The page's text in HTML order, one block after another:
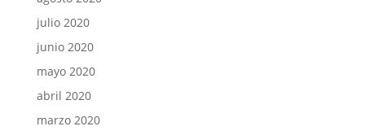
julio 2020
junio 2020
mayo 2020
abril 2020
marzo 2020